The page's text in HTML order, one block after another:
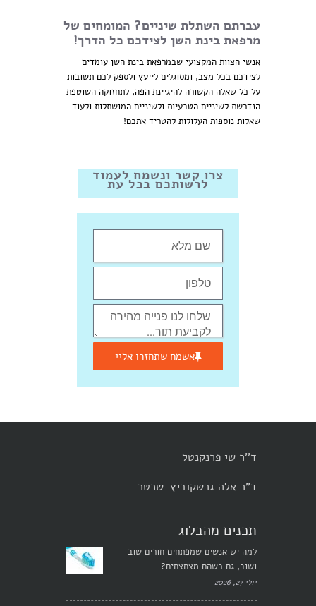
עברתם השתלת שיניים? המומחים של
מרפאת בינת השן לצידכם כל הדרך!
אנשי הצוות המקצועי שבמרפאת בינת השן עומדים
לצידכם בכל מצב, ומסוגלים לייעץ ולספק לכם תשובות
על כל שאלה הקשורה להיגיינת הפה, לתחזוקה השוטפת
הנדרשת לשיניים הטבעיות ולשיניים המושתלות ולעוד
שאלות נוספות העלולות להטריד אתכם!
צרו קשר ונשמח לעמוד
לרשותכם בכל עת
אשמח שתחזרו אליי
ד''ר שי פרנקנטל
ד"ר אלה גרשקוביץ-שכטר
תכנים מהבלוג
למה יש אנשים שמפתחים חורים שוב
ושוב, גם כשהם מצחצחים?
יולי 27, 2026